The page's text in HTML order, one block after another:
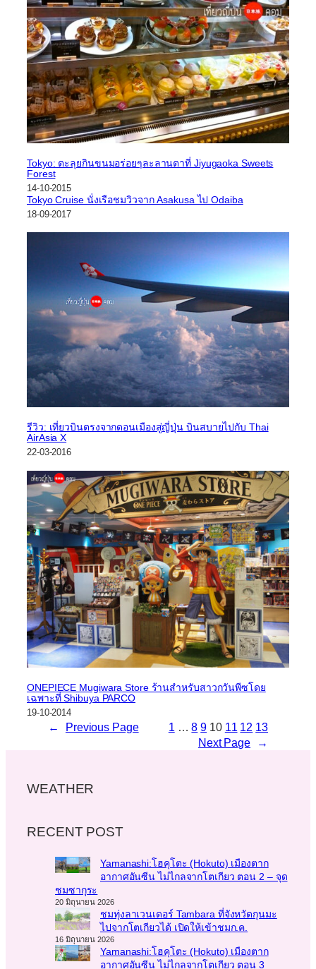
Tokyo: ตะลุยกินขนมอร่อยๆละลานตาที่ Jiyugaoka Sweets
Forest
14-10-2015
Tokyo Cruise นั่งเรือชมวิวจาก Asakusa ไป Odaiba
18-09-2017
รีวิว: เที่ยวบินตรงจากดอนเมืองสู่ญี่ปุ่น บินสบายไปกับ Thai
AirAsia X
22-03-2016
ONEPIECE Mugiwara Store ร้านสำหรับสาวกวันพีซโดย
เฉพาะที่ Shibuya PARCO
19-10-2014
← Previous Page 1 … 8 9 10 11 12 13
Next Page
→
WEATHER
RECENT POST
Yamanashi:โฮคุโตะ (Hokuto) เมืองตาก
อากาศอันซีน ไม่ไกลจากโตเกียว ตอน 2 – จุด
ชมซากุระ
20 มิถุนายน 2026
ชมทุ่งลาเวนเดอร์ Tambara ที่จังหวัดกุนมะ
ไปจากโตเกียวได้ เปิดให้เข้าชมก.ค.
16 มิถุนายน 2026
Yamanashi:โฮคุโตะ (Hokuto) เมืองตาก
อากาศอันซีน ไม่ไกลจากโตเกียว ตอน 3